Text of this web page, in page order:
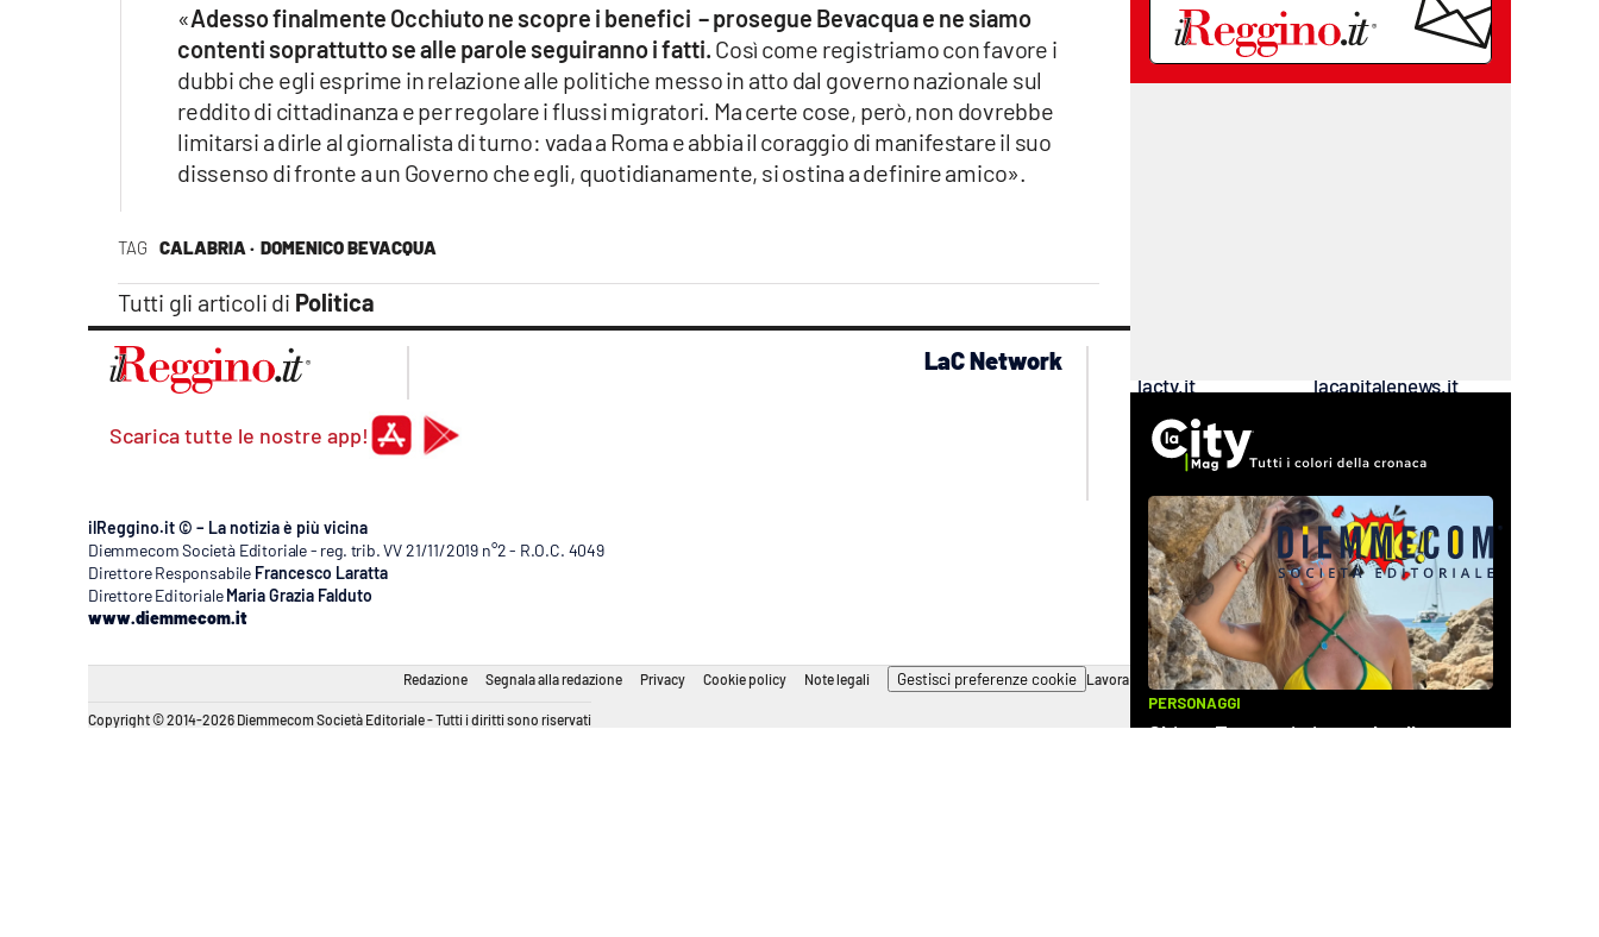
Vai
TAG CALABRIA · DOMENICO BEVACQUA
Tutti gli articoli di Politica
«Adesso finalmente Occhiuto ne scopre i benefici – prosegue Bevacqua e ne siamo
contenti soprattutto se alle parole seguiranno i fatti. Così come registriamo con favore i
dubbi che egli esprime in relazione alle politiche messo in atto dal governo nazionale sul
reddito di cittadinanza e per regolare i flussi migratori. Ma certe cose, però, non dovrebbe
limitarsi a dirle al giornalista di turno: vada a Roma e abbia il coraggio di manifestare il suo
dissenso di fronte a un Governo che egli, quotidianamente, si ostina a definire amico».
Scarica tutte le nostre app!
LaC Network
lactv.it
laconair.it
lacapitalenews.it
catanzarochannel.it
ilReggino.it © – La notizia è più vicina
Diemmecom Società Editoriale - reg. trib. VV 21/11/2019 n°2 - R.O.C. 4049
Direttore Responsabile Francesco Laratta
Direttore Editoriale Maria Grazia Falduto
www.diemmecom.it
Redazione Segnala alla redazione Privacy Cookie policy Note legali Gestisci preferenze cookie Lavora con noi
Copyright © 2014-2026 Diemmecom Società Editoriale - Tutti i diritti sono riservati